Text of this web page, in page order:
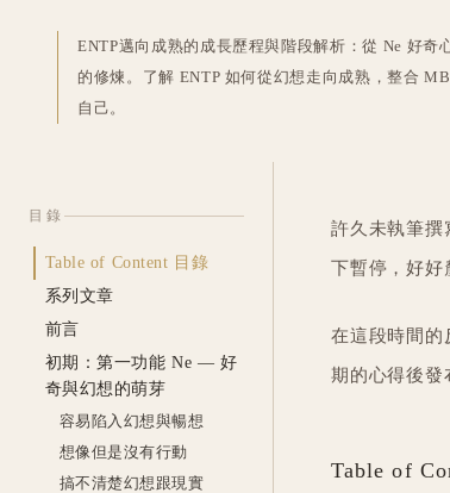
ENTP邁向成熟的成長歷程與階段解析：從 Ne 好奇
的修煉。了解 ENTP 如何從幻想走向成熟，整合
自己。
目錄
Table of Content 目錄
系列文章
前言
初期：第一功能 Ne — 好
奇與幻想的萌芽
容易陷入幻想與暢想
想像但是沒有行動
搞不清楚幻想跟現實
許久未執筆撰
下暫停，好好
在這段時間的
期的心得後發
Table of